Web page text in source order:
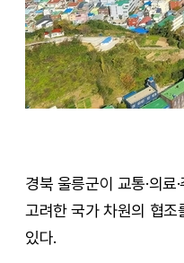
경북 울릉군이 교통·의
고려한 국가 차원의 협
있다.